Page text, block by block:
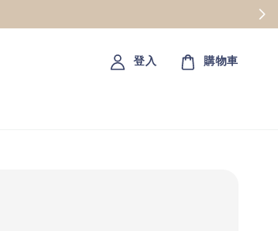
登入 購物車